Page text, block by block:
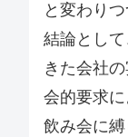
と変わりつ
結論とし
きた会社
会的要求に
飲み会に